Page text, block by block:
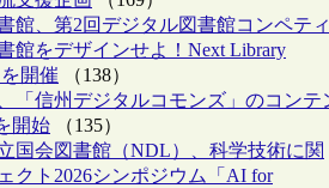
館、第2回デジタル図書館コンペティ
館をデザインせよ！Next Library
を開催 （138）
「信州デジタルコモンズ」のコンテ
開始 （135）
国会図書館（NDL）、科学技術に関
クト2026シンポジウム「AI for